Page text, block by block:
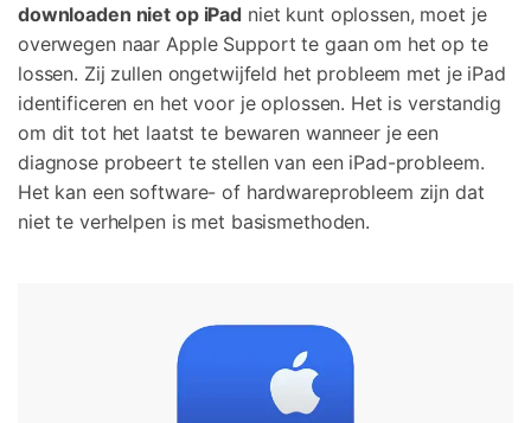
downloaden niet op iPad niet kunt oplossen, moet je
overwegen naar Apple Support te gaan om het op te
lossen. Zij zullen ongetwijfeld het probleem met je iPad
identificeren en het voor je oplossen. Het is verstandig
om dit tot het laatst te bewaren wanneer je een
diagnose probeert te stellen van een iPad-probleem.
Het kan een software- of hardwareprobleem zijn dat
niet te verhelpen is met basismethoden.